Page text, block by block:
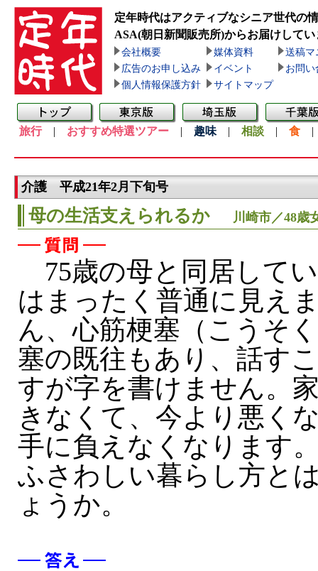
定年時代はアクティブなシニア世代の
ASA(朝日新聞販売所)からお届けしてい
会社概要 媒体資料
送稿マ
広告のお申し込み
イベント
お問い
個人情報保護方針
サイトマップ
旅行| おすすめ特選ツアー | 趣味 | 相談 | 食
介護 平成21年2月下旬号
母の生活支えられるか 川崎市／48歳
75歳の母と同居して
はまったく普通に見え
ん、心筋梗塞（こうそ
塞の既往もあり、話す
すが字を書けません。
きなくて、今より悪く
手に負えなくなります
ふさわしい暮らし方と
ょうか。